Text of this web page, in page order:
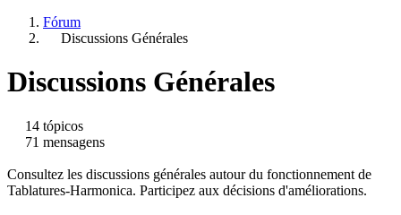
Fórum
Discussions Générales
Discussions Générales
14 tópicos
71 mensagens
Consultez les discussions générales autour du fonctionnement de
Tablatures-Harmonica. Participez aux décisions d'améliorations.